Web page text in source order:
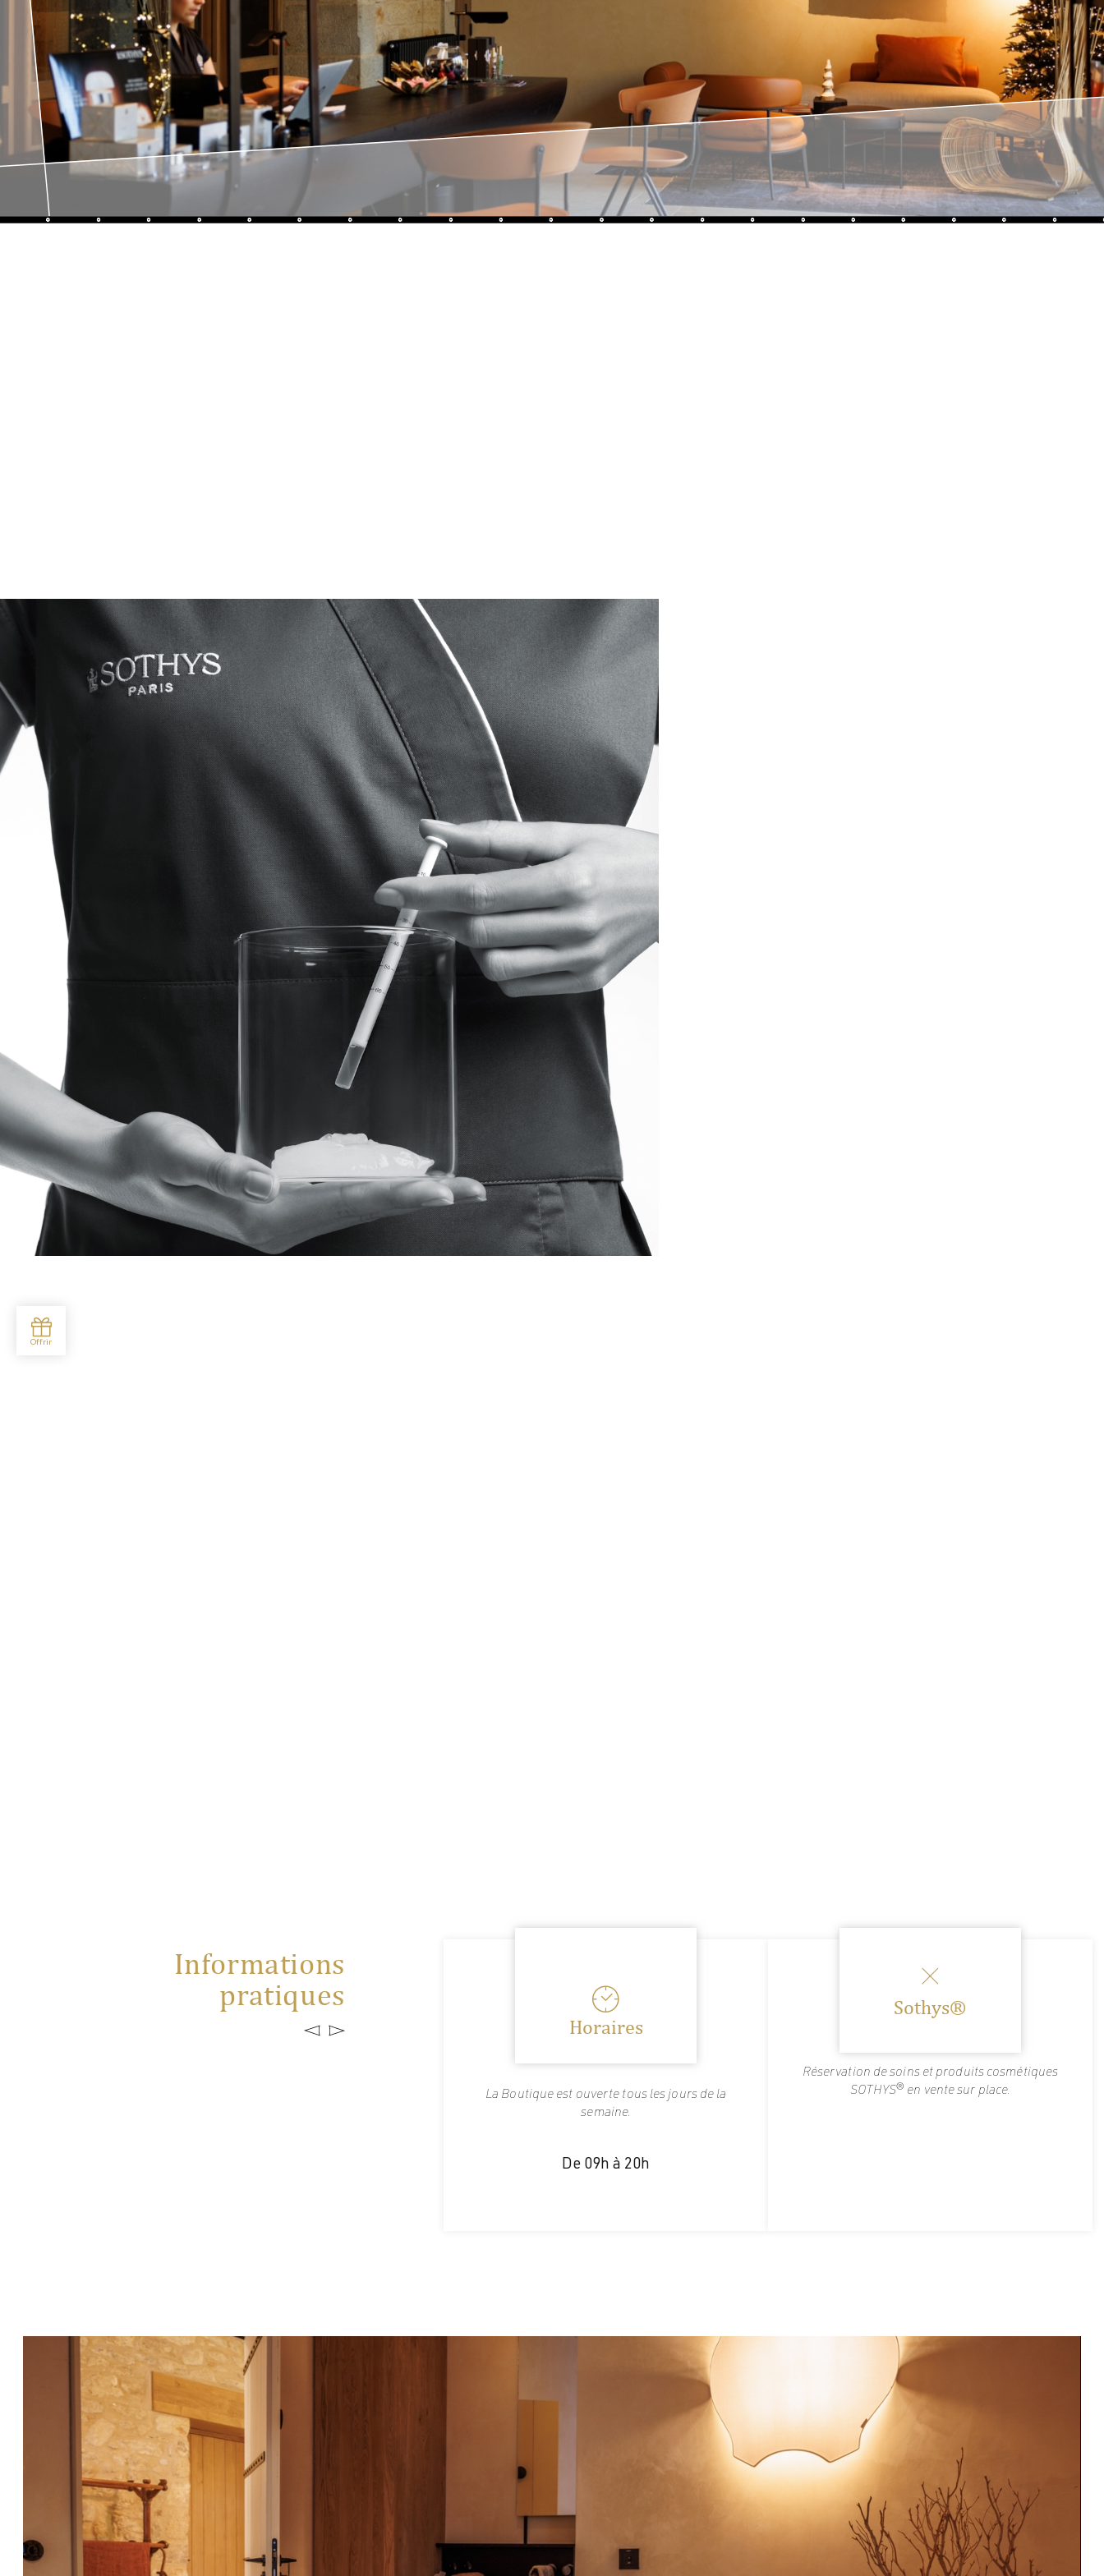
Sothys®
L'excellence française depuis 1946
Tout comme nous, Sothys s’applique à offrir « l’excellence d’une
maison familiale historique » grâce à des formulations végétales à la
pointe de l’innovation et dont les résultats dont prouvés.
Informations
pratiques
Horaires
La Boutique est ouverte tous les jours de la
semaine.
De 09h à 20h
Sothys®
Réservation de soins et produits cosmétiques
SOTHYS® en vente sur place.